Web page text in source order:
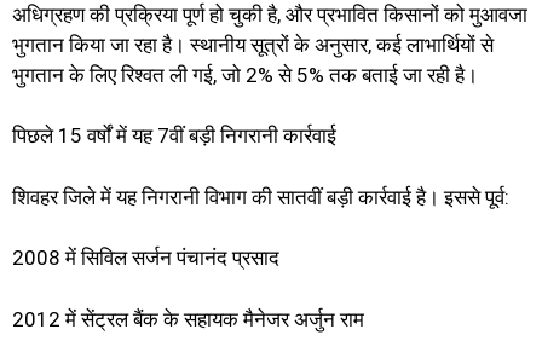
अधिग्रहण की प्रक्रिया पूर्ण हो चुकी है, और प्रभावित किसानों को मुआवजा
भुगतान किया जा रहा है। स्थानीय सूत्रों के अनुसार, कई लाभार्थियों से
भुगतान के लिए रिश्वत ली गई, जो 2% से 5% तक बताई जा रही है।
पिछले 15 वर्षों में यह 7वीं बड़ी निगरानी कार्रवाई
शिवहर जिले में यह निगरानी विभाग की सातवीं बड़ी कार्रवाई है। इससे पूर्व:
2008 में सिविल सर्जन पंचानंद प्रसाद
2012 में सेंट्रल बैंक के सहायक मैनेजर अर्जुन राम